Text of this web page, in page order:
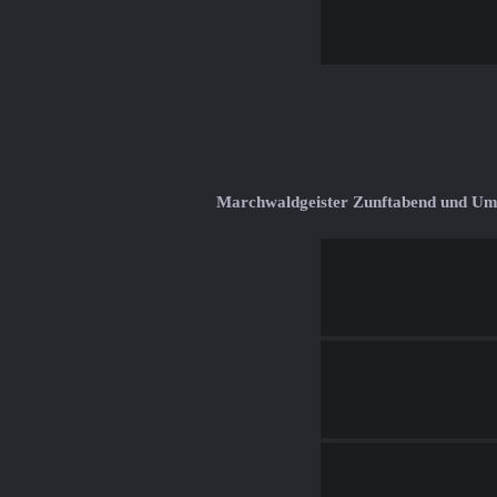
Marchwaldgeister Zunftabend und